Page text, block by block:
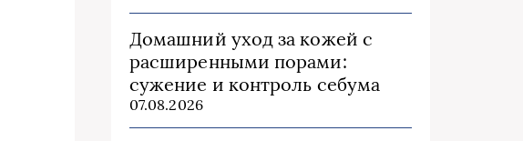
Домашний уход за кожей с
расширенными порами:
сужение и контроль себума
07.08.2026